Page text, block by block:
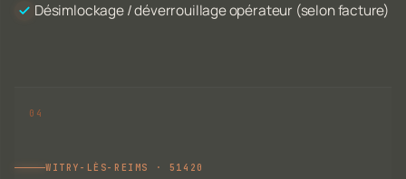
Désimlockage / déverrouillage opérateur (selon facture)
WITRY-LÈS-REIMS · 51420